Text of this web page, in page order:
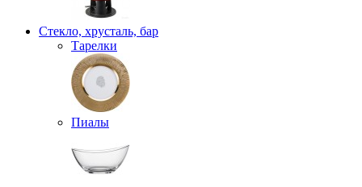
Стекло, хрусталь, бар
Тарелки
Пиалы